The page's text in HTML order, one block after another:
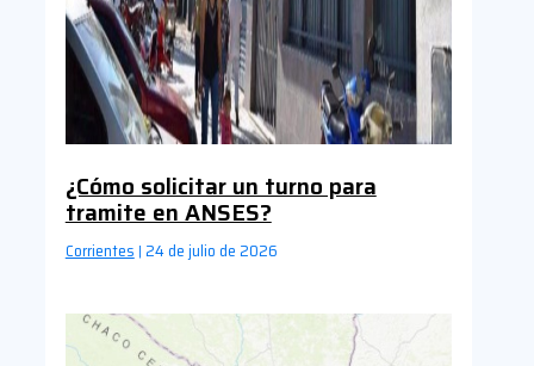
¿Cómo solicitar un turno para
tramite en ANSES?
Corrientes | 24 de julio de 2026